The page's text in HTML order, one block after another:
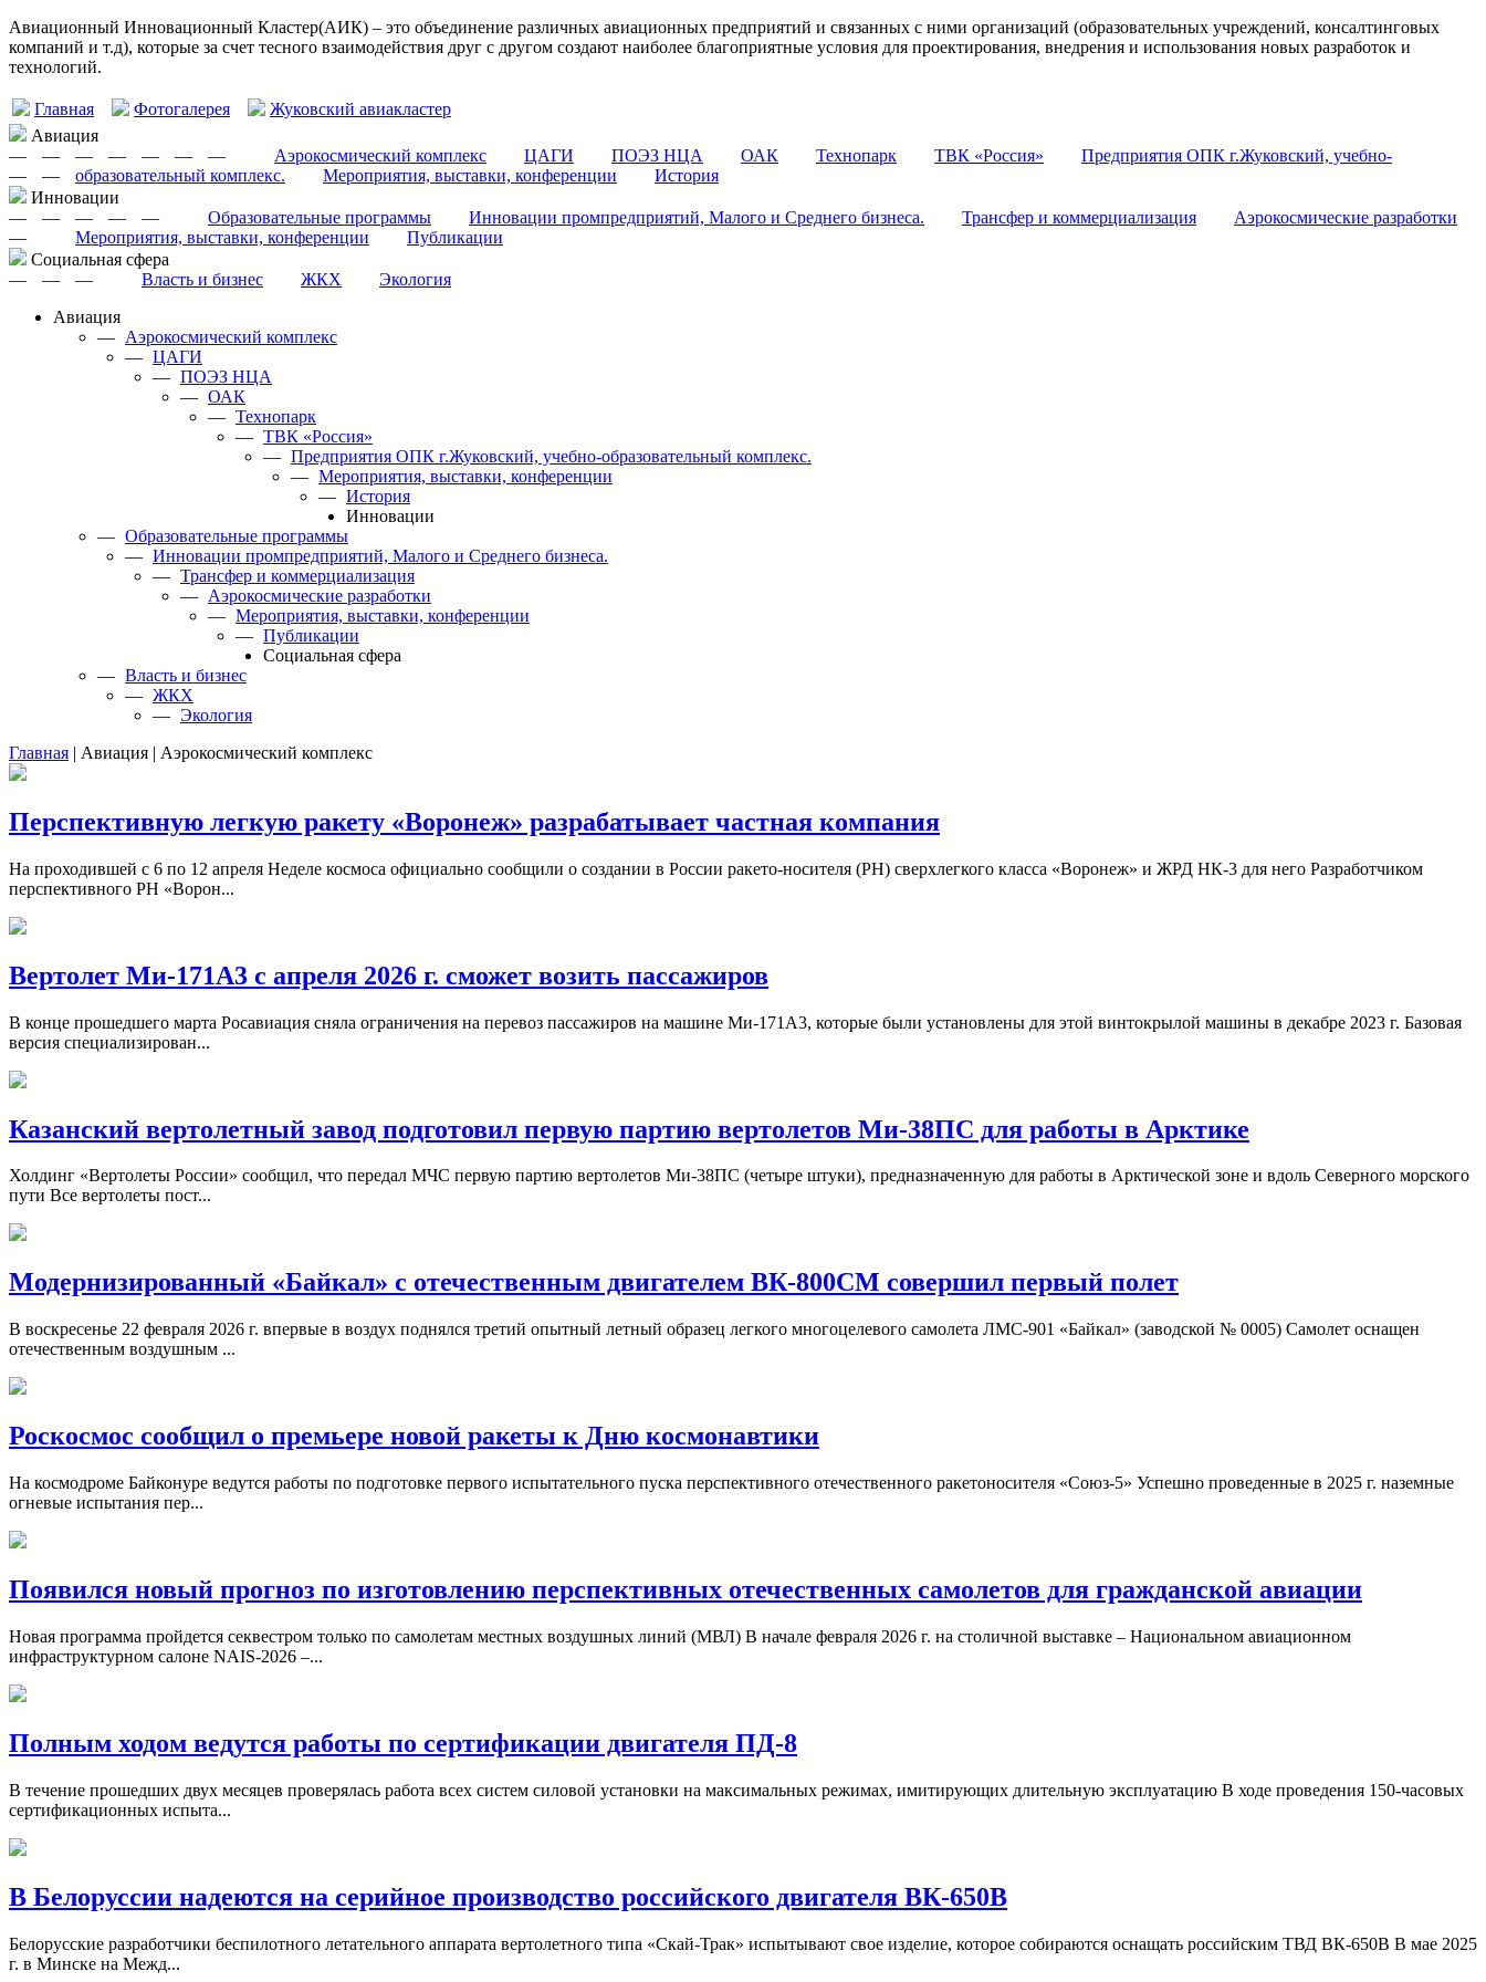
Авиационный Инновационный Кластер(АИК) – это объединение различных авиационных предприятий и связанных с ними организаций (образовательных учреждений, консалтинговых
компаний и т.д), которые за счет тесного взаимодействия друг с другом создают наиболее благоприятные условия для проектирования, внедрения и использования новых разработок и
технологий.
Главная Фотогалерея
Жуковский авиакластер
Авиация
—
Аэрокосмический комплекс
— ЦАГИ
— ПОЭЗ НЦА
— ОАК
— Технопарк
— ТВК «Россия»
—
Предприятия ОПК г.Жуковский, учебно-
образовательный комплекс.
— Мероприятия, выставки, конференции
—
История
Инновации
—
Образовательные программы
— Инновации промпредприятий, Малого и Среднего бизнеса.
— Трансфер и коммерциализация
— Аэрокосмические разработки
—
Мероприятия, выставки, конференции
—
Публикации
Cоциальная сфера
—
Власть и бизнес
— ЖКХ
—
Экология
Авиация
— Аэрокосмический комплекс
— ЦАГИ
— ПОЭЗ НЦА
— ОАК
— Технопарк
— ТВК «Россия»
— Предприятия ОПК г.Жуковский, учебно-образовательный комплекс.
— Мероприятия, выставки, конференции
— История
Инновации
— Образовательные программы
— Инновации промпредприятий, Малого и Среднего бизнеса.
— Трансфер и коммерциализация
— Аэрокосмические разработки
— Мероприятия, выставки, конференции
— Публикации
Cоциальная сфера
— Власть и бизнес
— ЖКХ
— Экология
Главная | Авиация | Аэрокосмический комплекс
Перспективную легкую ракету «Воронеж» разрабатывает частная компания
На проходившей с 6 по 12 апреля Неделе космоса официально сообщили о создании в России ракето-носителя (РН) сверхлегкого класса «Воронеж» и ЖРД НК-3 для него Разработчиком
перспективного РН «Ворон...
Вертолет Ми-171А3 с апреля 2026 г. сможет возить пассажиров
В конце прошедшего марта Росавиация сняла ограничения на перевоз пассажиров на машине Ми-171А3, которые были установлены для этой винтокрылой машины в декабре 2023 г. Базовая
версия специализирован...
Казанский вертолетный завод подготовил первую партию вертолетов Ми-38ПС для работы в Арктике
Холдинг «Вертолеты России» сообщил, что передал МЧС первую партию вертолетов Ми-38ПС (четыре штуки), предназначенную для работы в Арктической зоне и вдоль Северного морского
пути Все вертолеты пост...
Модернизированный «Байкал» с отечественным двигателем ВК-800СМ совершил первый полет
В воскресенье 22 февраля 2026 г. впервые в воздух поднялся третий опытный летный образец легкого многоцелевого самолета ЛМС-901 «Байкал» (заводской № 0005) Самолет оснащен
отечественным воздушным ...
Роскосмос сообщил о премьере новой ракеты к Дню космонавтики
На космодроме Байконуре ведутся работы по подготовке первого испытательного пуска перспективного отечественного ракетоносителя «Союз-5» Успешно проведенные в 2025 г. наземные
огневые испытания пер...
Появился новый прогноз по изготовлению перспективных отечественных самолетов для гражданской авиации
Новая программа пройдется секвестром только по самолетам местных воздушных линий (МВЛ) В начале февраля 2026 г. на столичной выставке – Национальном авиационном
инфраструктурном салоне NAIS-2026 –...
Полным ходом ведутся работы по сертификации двигателя ПД-8
В течение прошедших двух месяцев проверялась работа всех систем силовой установки на максимальных режимах, имитирующих длительную эксплуатацию В ходе проведения 150-часовых
сертификационных испыта...
В Белоруссии надеются на серийное производство российского двигателя ВК-650В
Белорусские разработчики беспилотного летательного аппарата вертолетного типа «Скай-Трак» испытывают свое изделие, которое собираются оснащать российским ТВД ВК-650В В мае 2025
г. в Минске на Межд...